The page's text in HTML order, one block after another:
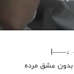
بدون عشق مرده